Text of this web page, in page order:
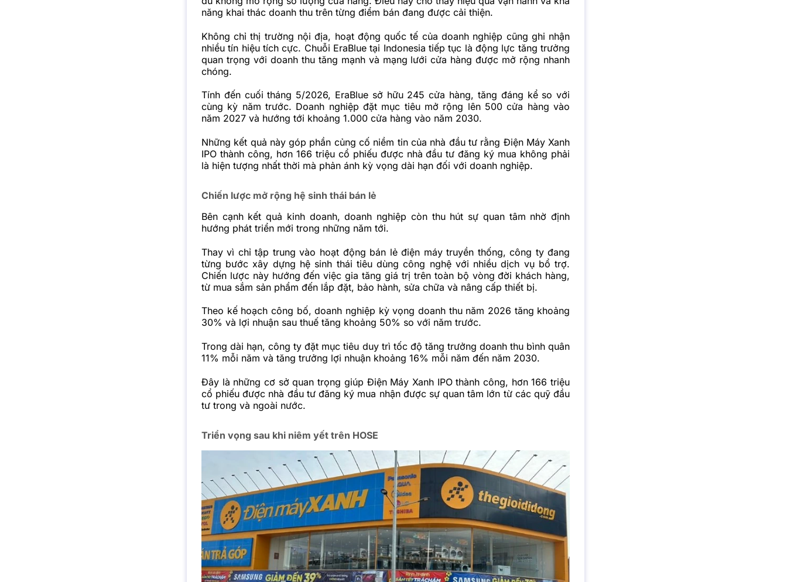
năng khai thác doanh thu trên từng điểm bán đang được cải thiện.
Không chỉ thị trường nội địa, hoạt động quốc tế của doanh nghiệp cũng ghi nhận
nhiều tín hiệu tích cực. Chuỗi EraBlue tại Indonesia tiếp tục là động lực tăng trưởng
quan trọng với doanh thu tăng mạnh và mạng lưới cửa hàng được mở rộng nhanh
chóng.
Tính đến cuối tháng 5/2026, EraBlue sở hữu 245 cửa hàng, tăng đáng kể so với
cùng kỳ năm trước. Doanh nghiệp đặt mục tiêu mở rộng lên 500 cửa hàng vào
năm 2027 và hướng tới khoảng 1.000 cửa hàng vào năm 2030.
Những kết quả này góp phần củng cố niềm tin của nhà đầu tư rằng Điện Máy Xanh
IPO thành công, hơn 166 triệu cổ phiếu được nhà đầu tư đăng ký mua không phải
là hiện tượng nhất thời mà phản ánh kỳ vọng dài hạn đối với doanh nghiệp.
Chiến lược mở rộng hệ sinh thái bán lẻ
Bên cạnh kết quả kinh doanh, doanh nghiệp còn thu hút sự quan tâm nhờ định
hướng phát triển mới trong những năm tới.
Thay vì chỉ tập trung vào hoạt động bán lẻ điện máy truyền thống, công ty đang
từng bước xây dựng hệ sinh thái tiêu dùng công nghệ với nhiều dịch vụ bổ trợ.
Chiến lược này hướng đến việc gia tăng giá trị trên toàn bộ vòng đời khách hàng,
từ mua sắm sản phẩm đến lắp đặt, bảo hành, sửa chữa và nâng cấp thiết bị.
Theo kế hoạch công bố, doanh nghiệp kỳ vọng doanh thu năm 2026 tăng khoảng
30% và lợi nhuận sau thuế tăng khoảng 50% so với năm trước.
Trong dài hạn, công ty đặt mục tiêu duy trì tốc độ tăng trưởng doanh thu bình quân
11% mỗi năm và tăng trưởng lợi nhuận khoảng 16% mỗi năm đến năm 2030.
Đây là những cơ sở quan trọng giúp Điện Máy Xanh IPO thành công, hơn 166 triệu
cổ phiếu được nhà đầu tư đăng ký mua nhận được sự quan tâm lớn từ các quỹ đầu
tư trong và ngoài nước.
Triển vọng sau khi niêm yết trên HOSE